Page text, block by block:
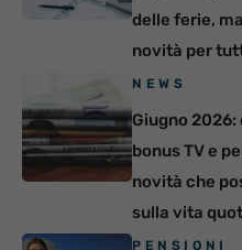
delle ferie,
novità per
NEWS
Giugno
bonus TV e
novità che
sulla vita
PENSIONI